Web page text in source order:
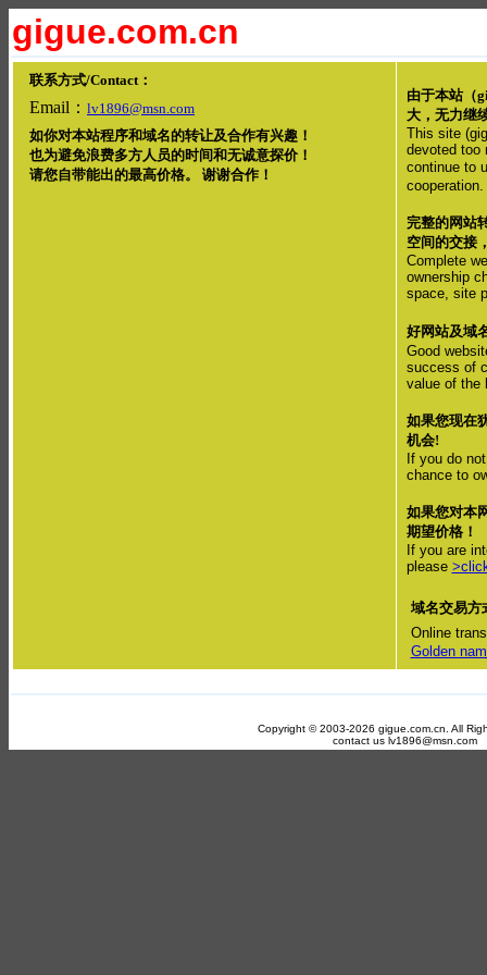
gigue.com.cn
联系方式/Contact：
Email： lv1896@msn.com
如你对本站程序和域名的转让及合作有兴趣！
也为避免浪费多方人员的时间和无诚意探价！
请您自带能出的最高价格。 谢谢合作！
由于本站（
大，无力继
This site
devoted too
continue to
cooperation.
完整的网站
空间的交接
Complete
ownership
space, site
好网站及域
Good
success of
value of the
如果您现在
机会!
If you do
chance to
如果您对本
期望价格！
If you are
please
域名交易方
Online
Golden
Copyright © 2003-2026 gigue.com.cn. All
contact us lv1896@msn.com